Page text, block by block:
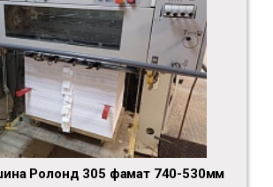
Ролонд 305 фамат 740-530мм